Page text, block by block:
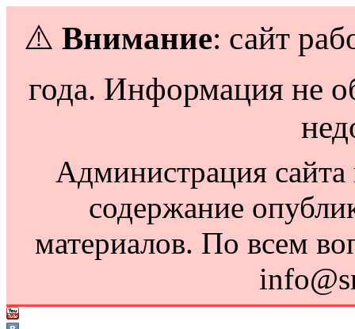
⚠️ Внимание: сайт
года. Информация не
Администрация сайта
содержание
материалов. По всем